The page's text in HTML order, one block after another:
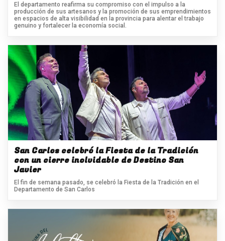
El departamento reafirma su compromiso con el impulso a la
producción de sus artesanos y la promoción de sus emprendimientos
en espacios de alta visibilidad en la provincia para alentar el trabajo
genuino y fortalecer la economía social.
San Carlos celebró la Fiesta de la Tradición
con un cierre inolvidable de Destino San
Javier
El fin de semana pasado, se celebró la Fiesta de la Tradición en el
Departamento de San Carlos